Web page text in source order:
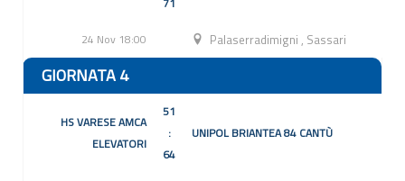
24 Nov 18:00 Palaserradimigni, Sassari
GIORNATA 4
HS VARESE AMCA
ELEVATORI
51
:
64
UNIPOL BRIANTEA 84 CANTÙ